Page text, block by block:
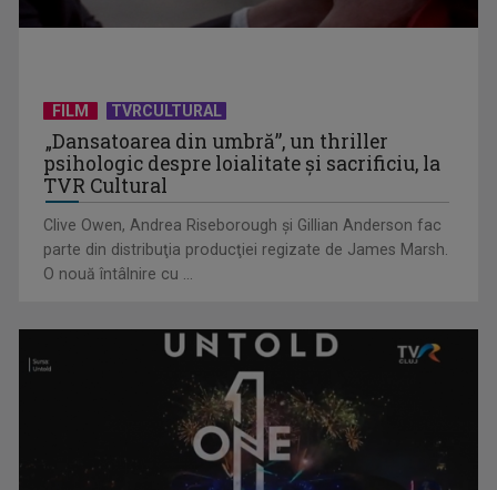
în România”, un ...
Piesa „Inimă, nu fi de piatră” a Corinei Chiriac ia argintul în
FILM TVRCULTURAL
„Dansatoarea din umbră”, un thriller
psihologic despre loialitate și sacrificiu, la
TVR Cultural
Clive Owen, Andrea Riseborough şi Gillian Anderson fac
parte din distribuţia producţiei regizate de James Marsh.
O nouă întâlnire cu ...